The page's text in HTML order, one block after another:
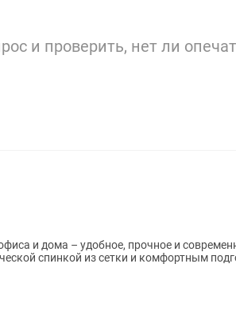
и проверить, нет ли
дома – удобное, прочное и современное! Продаю
спинкой из сетки и комфортным